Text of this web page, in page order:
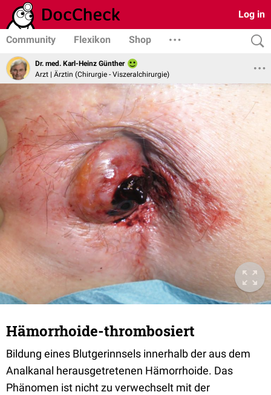
Log in
Community Flexikon Shop
Dr. med. Karl-Heinz Günther
Arzt | Ärztin (Chirurgie - Viszeralchirurgie)
Hämorrhoide-thrombosiert
Bildung eines Blutgerinnsels innerhalb der aus dem
Analkanal herausgetretenen Hämorrhoide. Das
Phänomen ist nicht zu verwechselt mit der